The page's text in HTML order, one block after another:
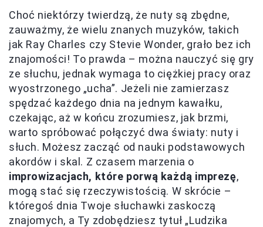
Choć niektórzy twierdzą, że nuty są zbędne,
zauważmy, że wielu znanych muzyków, takich
jak Ray Charles czy Stevie Wonder, grało bez ich
znajomości! To prawda – można nauczyć się gry
ze słuchu, jednak wymaga to ciężkiej pracy oraz
wyostrzonego „ucha”. Jeżeli nie zamierzasz
spędzać każdego dnia na jednym kawałku,
czekając, aż w końcu zrozumiesz, jak brzmi,
warto spróbować połączyć dwa światy: nuty i
słuch. Możesz zacząć od nauki podstawowych
akordów i skal. Z czasem marzenia o
improwizacjach, które porwą każdą imprezę,
mogą stać się rzeczywistością. W skrócie –
któregoś dnia Twoje słuchawki zaskoczą
znajomych, a Ty zdobędziesz tytuł „Ludzika